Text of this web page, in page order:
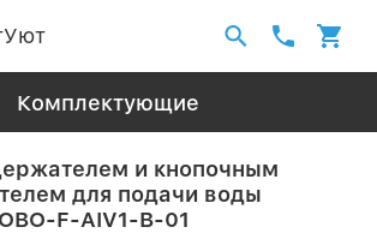
Комплектующие
и кнопочным
для подачи воды
F-AIV1-B-01